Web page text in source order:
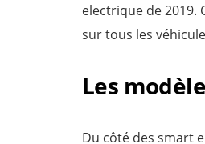
electrique de 2019.
sur tous les
Les
Du côté des smart